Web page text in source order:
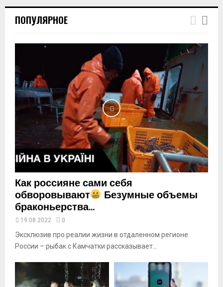
h
u
y
b
e
ПОПУЛЯРНОЕ
Как россияне сами себя
обворовывают Безумные объемы
браконьерства...
19.08.2022 0
Эксклюзив про реалии жизни в отдаленном регионе
России – рыбак с Камчатки рассказывает...